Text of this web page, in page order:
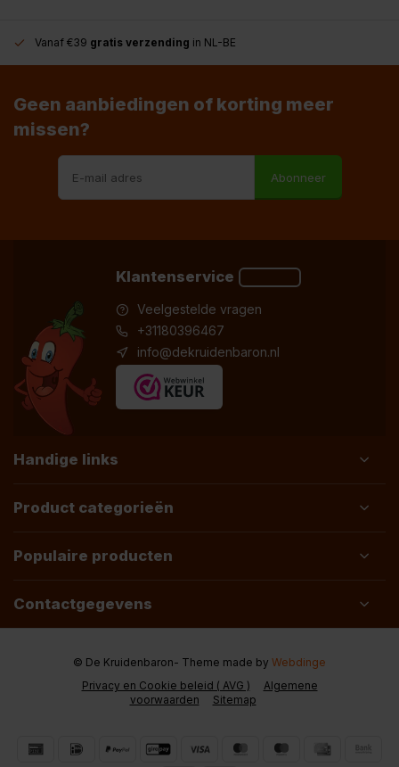
Vanaf €39 gratis verzending in NL-BE
Geen aanbiedingen of korting meer
missen?
Abonneer
Klantenservice
Veelgestelde vragen
+31180396467
info@dekruidenbaron.nl
Handige links
Product categorieën
Populaire producten
Contactgegevens
Privacy en Cookie beleid ( AVG )
Algemene
voorwaarden
Sitemap
© De Kruidenbaron- Theme made by Webdinge